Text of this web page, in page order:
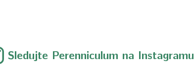
Sledujte Perenniculum na Instagramu